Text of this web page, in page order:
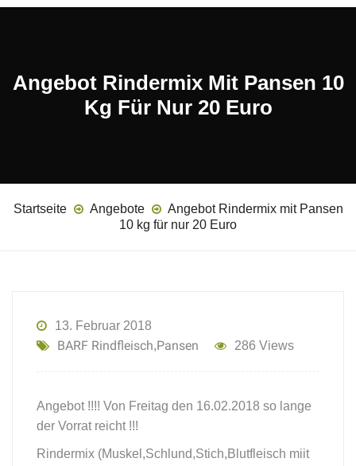
Angebot Rindermix Mit Pansen 10
Kg Für Nur 20 Euro
Startseite Angebote
Angebot Rindermix mit Pansen
10 kg für nur 20 Euro
13. Februar 2018
BARF Rindfleisch,Pansen 286 Views
Angebot !!!! Von Freitag den 16.02.2018 so lange
der Vorrat reicht !!!
Rindermix (Muskel,Schlund,Stich,Blutfleisch miit